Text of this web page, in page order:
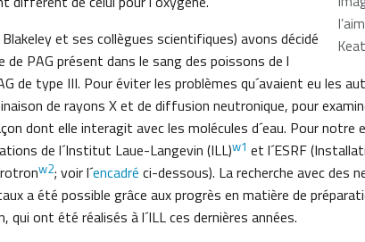
et ses collègues scientifiques) avons décidé
de PAG présent dans le sang des poissons de l
de type III. Pour éviter les problèmes qu´avaient eu les
de rayons X et de diffusion neutronique, pour
dont elle interagit avec les molécules d´eau. Pour notre
de l´Institut Laue-Langevin (ILL)w1 et l´ESRF
w2; voir l´encadré ci-dessous). La recherche avec des
a été possible grâce aux progrès en matière de
qui ont été réalisés à l´ILL ces dernières années.